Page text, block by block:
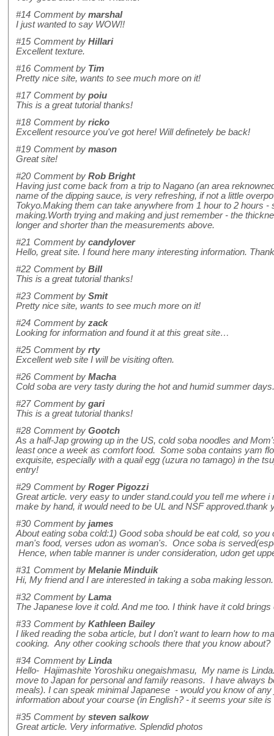
#14 Comment by marshal
I just wanted to say WOW!!
#15 Comment by Hillari
Excellent texture.
#16 Comment by Tim
Pretty nice site, wants to see much more on it!
#17 Comment by poiu
This is a great tutorial thanks!
#18 Comment by ricko
Excellent resource you've got here! Will definetely be back!
#19 Comment by mason
Great site!
#20 Comment by Rob Bright
Having just come back from a trip to Nagano (an area
name of the dipping sauce, is very refreshing, if not a little
Tokyo.Making them can take anywhere from 1 hour to 2 hours
making.Worth trying and making and just remember - the
longer and shorter than the measurements above.
#21 Comment by candylover
Hello, great site. I found here many interesting information.
#22 Comment by Bill
This is a great tutorial thanks!
#23 Comment by Smit
Pretty nice site, wants to see much more on it!
#24 Comment by zack
Looking for information and found it at this great site…
#25 Comment by rty
Excellent web site I will be visiting often.
#26 Comment by Macha
Cold soba are very tasty during the hot and humid summer
#27 Comment by gari
This is a great tutorial thanks!
#28 Comment by Gootch
As a half-Jap growing up in the US, cold soba noodles and
least once a week as comfort food. Some soba contains yam
exquisite, especially with a quail egg (uzura no tamago) in the
entry!
#29 Comment by Roger Pigozzi
Great article. very easy to under stand.could you tell me where
make by hand, it would need to be UL and NSF approved.thank
#30 Comment by james
About eating soba cold:1) Good soba should be eat cold, so
man's food, verses udon as woman's. Once soba is
Hence, when table manner is under consideration, udon get
#31 Comment by Melanie Minduik
Hi, My friend and I are interested in taking a soba making
#32 Comment by Lama
The Japanese love it cold. And me too. I think have it cold
#33 Comment by Kathleen Bailey
I liked reading the soba article, but I don't want to learn how to
cooking. Any other cooking schools there that you know about?
#34 Comment by Linda
Hello- Hajimashite Yoroshiku onegaishmasu, My name is
move to Japan for personal and family reasons. I have always
meals). I can speak minimal Japanese - would you know of
information about your course (in English? - it seems your site
#35 Comment by steven salkow
Great article. Very informative. Splendid photos